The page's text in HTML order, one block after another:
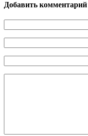
Добавить комментарий